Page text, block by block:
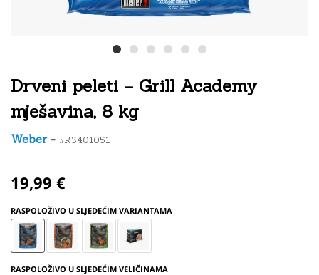
Drveni peleti – Grill Academy
mješavina, 8 kg
Weber- #K3401051
19,99 €
RASPOLOŽIVO U SLJEDEĆIM VARIANTAMA
RASPOLOŽIVO U SLJEDEĆIM VELIČINAMA